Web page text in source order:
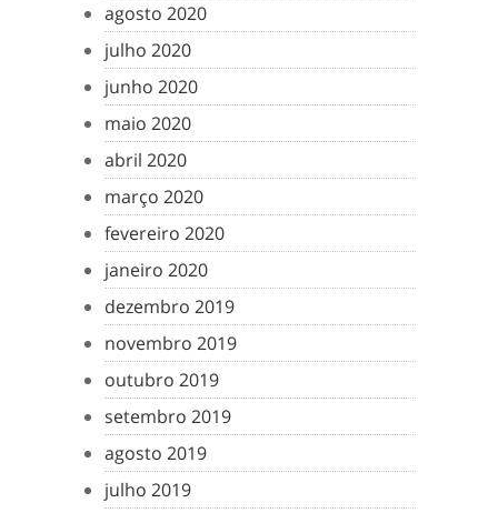
agosto 2020
julho 2020
junho 2020
maio 2020
abril 2020
março 2020
fevereiro 2020
janeiro 2020
dezembro 2019
novembro 2019
outubro 2019
setembro 2019
agosto 2019
julho 2019